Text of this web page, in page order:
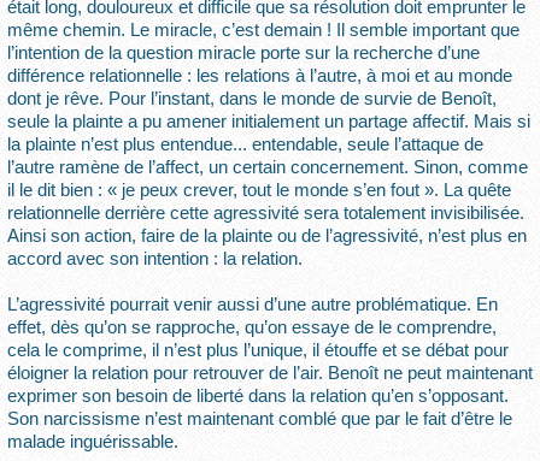
était long, douloureux et difficile que sa résolution doit emprunter le
même chemin. Le miracle, c’est demain ! Il semble important que
l’intention de la question miracle porte sur la recherche d’une
différence relationnelle : les relations à l’autre, à moi et au monde
dont je rêve. Pour l’instant, dans le monde de survie de Benoît,
seule la plainte a pu amener initialement un partage affectif. Mais si
la plainte n’est plus entendue... entendable, seule l’attaque de
l’autre ramène de l’affect, un certain concernement. Sinon, comme
il le dit bien : « je peux crever, tout le monde s’en fout ». La quête
relationnelle derrière cette agressivité sera totalement invisibilisée.
Ainsi son action, faire de la plainte ou de l’agressivité, n’est plus en
accord avec son intention : la relation.
L’agressivité pourrait venir aussi d’une autre problématique. En
effet, dès qu’on se rapproche, qu’on essaye de le comprendre,
cela le comprime, il n’est plus l’unique, il étouffe et se débat pour
éloigner la relation pour retrouver de l’air. Benoît ne peut maintenant
exprimer son besoin de liberté dans la relation qu’en s’opposant.
Son narcissisme n’est maintenant comblé que par le fait d’être le
malade inguérissable.